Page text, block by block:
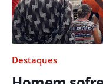
Destaques